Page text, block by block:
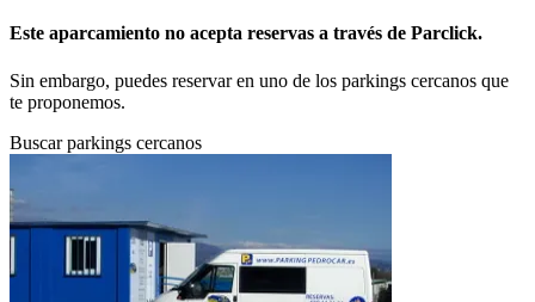
Este aparcamiento no acepta reservas a través de Parclick.
Sin embargo, puedes reservar en uno de los parkings cercanos que
te proponemos.
Buscar parkings cercanos